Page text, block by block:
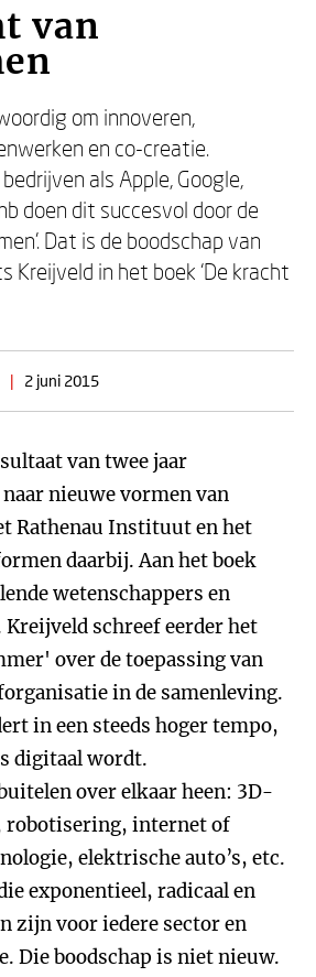
van
om innoveren,
en co-creatie.
als Apple, Google,
doen dit succesvol door de
Dat is de boodschap van
Kreijveld in het boek ‘De kracht
| 2 juni 2015
van twee jaar
nieuwe vormen van
Rathenau Instituut en het
daarbij. Aan het boek
wetenschappers en
Kreijveld schreef eerder het
over de toepassing van
in de samenleving.
in een steeds hoger tempo,
digitaal wordt.
over elkaar heen: 3D-
internet of
elektrische auto’s, etc.
exponentieel, radicaal en
zijn voor iedere sector en
Die boodschap is niet nieuw.